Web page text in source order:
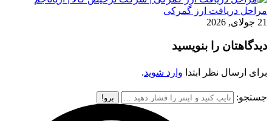
مراحل دریافت ارز گمرکی
21 جولای, 2026
دیدگاهتان را بنویسید
برای ارسال نظر ابتدا وارد شوید.
جستجو: